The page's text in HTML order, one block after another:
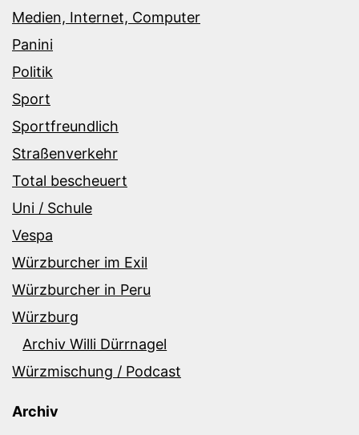
Medien, Internet, Computer
Panini
Politik
Sport
Sportfreundlich
Straßenverkehr
Total bescheuert
Uni / Schule
Vespa
Würzburcher im Exil
Würzburcher in Peru
Würzburg
Archiv Willi Dürrnagel
Würzmischung / Podcast
Archiv